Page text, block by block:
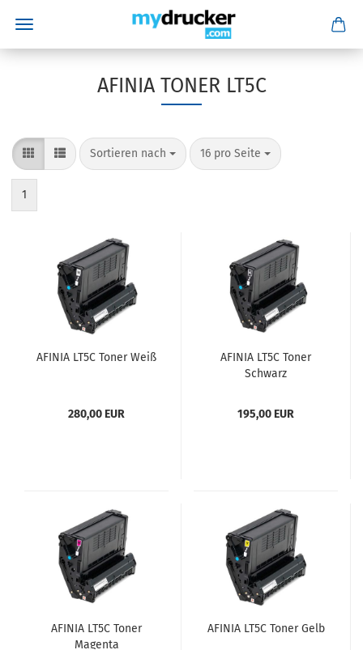
AFINIA TONER LT5C
Sortieren nach
Sortieren nach 16 pro Seite
pro Seite
1
AFINIA LT5C Toner Weiß
280,00 EUR
AFINIA LT5C Toner
Schwarz
195,00 EUR
AFINIA LT5C Toner
Magenta
AFINIA LT5C Toner Gelb